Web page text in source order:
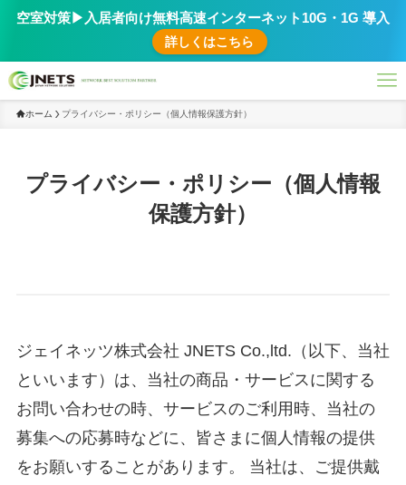
空室対策▶︎入居者向け無料高速インターネット10G・1G 導入
詳しくはこちら
ホーム プライバシー・ポリシー（個人情報保護方針）
プライバシー・ポリシー（個人情報
保護方針）
ジェイネッツ株式会社 JNETS Co.,ltd.（以下、当社
といいます）は、当社の商品・サービスに関する
お問い合わせの時、サービスのご利用時、当社の
募集への応募時などに、皆さまに個人情報の提供
をお願いすることがあります。 当社は、ご提供戴